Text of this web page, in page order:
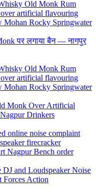
पर लगाया बैन — नागपुर
Monk Over Artificial
Drinkers
and Loudspeaker Noise
Action